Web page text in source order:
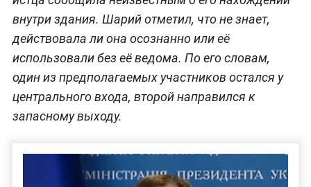
внутри здания. Шарий отметил, что не знает,
действовала ли она осознанно или её
использовали без её ведома. По его словам,
один из предполагаемых участников остался у
центрального входа, второй направился к
запасному выходу.